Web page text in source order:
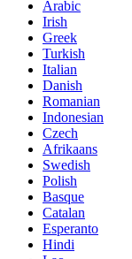
Arabic
Irish
Greek
Turkish
Italian
Danish
Romanian
Indonesian
Czech
Afrikaans
Swedish
Polish
Basque
Catalan
Esperanto
Hindi